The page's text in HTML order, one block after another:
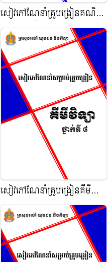
សៀវភៅណែនាំគ្រូបង្រៀនគណិត
វិទ្យា_ថ្នាក់ទី៩
សៀវភៅណែនាំគ្រូបង្រៀនគីមី
វិទ្យា_ថ្នាក់ទី៨